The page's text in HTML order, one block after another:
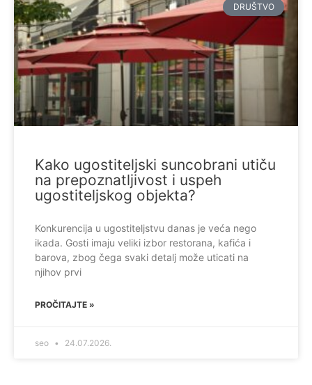
DRUŠTVO
Kako ugostiteljski suncobrani utiču
na prepoznatljivost i uspeh
ugostiteljskog objekta?
Konkurencija u ugostiteljstvu danas je veća nego
ikada. Gosti imaju veliki izbor restorana, kafića i
barova, zbog čega svaki detalj može uticati na
njihov prvi
PROČITAJTE »
seo 24.07.2026.